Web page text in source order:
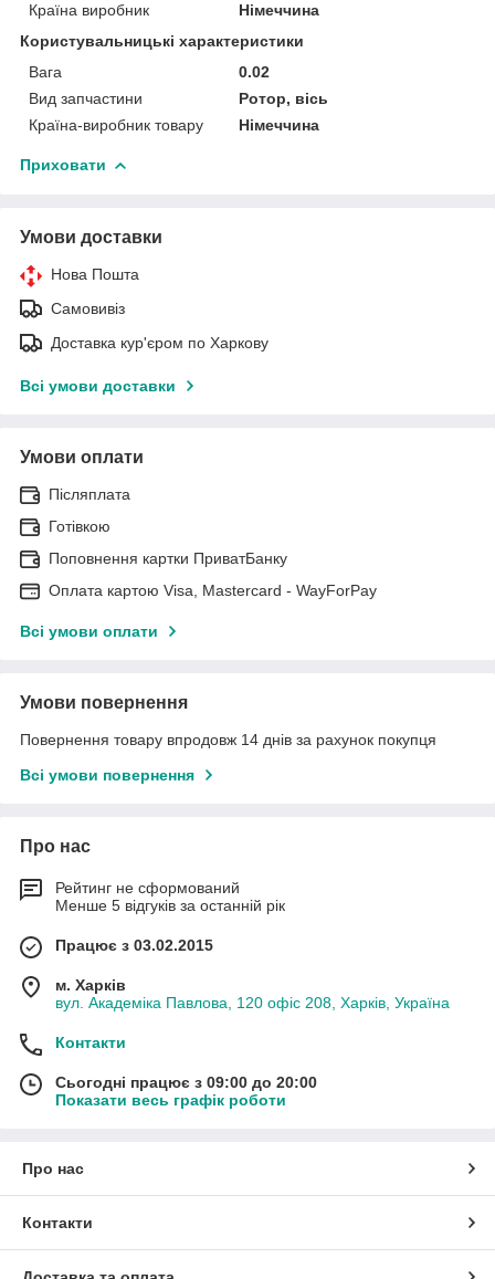
Країна виробник
Німеччина
Користувальницькі характеристики
Вага
0.02
Вид запчастини
Ротор, вісь
Країна-виробник товару
Німеччина
Приховати
Умови доставки
Нова Пошта
Самовивіз
Доставка кур'єром по Харкову
Всі умови доставки
Умови оплати
Післяплата
Готівкою
Поповнення картки ПриватБанку
Оплата картою Visa, Mastercard - WayForPay
Всі умови оплати
Умови повернення
Повернення товару впродовж 14 днів за рахунок покупця
Всі умови повернення
Про нас
Рейтинг не сформований
Менше 5 відгуків за останній рік
Працює з 03.02.2015
м. Харків
вул. Академіка Павлова, 120 офіс 208, Харків, Україна
Контакти
Сьогодні працює з 09:00 до 20:00
Показати весь графік роботи
Про нас
Контакти